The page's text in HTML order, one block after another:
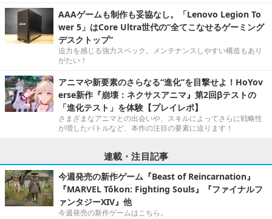
AAAゲームも制作も妥協なし。「Lenovo Legion To
wer 5」はCore Ultra世代の“全てこなせるゲーミング
デスクトップ”
迫力を感じる強力スペック。メンテナンスしやすい構造もあり
がたい！
アニマや新要素のさらなる“進化”を目撃せよ！HoYov
erse新作『崩壊：ネクサスアニマ』第2回βテストの
「進化テスト」を体験【プレイレポ】
さまざまなアニマとの出会いや、スキルによってさらに戦略性
が増したバトルなど、本作の注目の要素に迫ります！
連載・注目記事
今週発売の新作ゲーム『Beast of Reincarnation』
『MARVEL Tōkon: Fighting Souls』『ファイナルフ
ァンタジーXIV』他
今週発売の新作ゲームはこちら。